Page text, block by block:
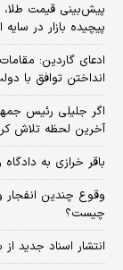
پیچیده بازار در
ادعای گاردین:
انداختن توافق با
اگر جلیلی رئیس
آخرین لحظه تلاش
باقر خرازی به
وقوع چندین انفجار
چیست؟
انتشار اسناد جدید